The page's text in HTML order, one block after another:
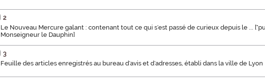
2
Le Nouveau Mercure galant : contenant tout ce qui s'est passé de curieux depuis le ...
Monseigneur le Dauphin]
3
Feuille des articles enregistrés au bureau d'avis et d'adresses, établi dans la ville de Lyon